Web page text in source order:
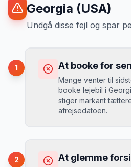
Georgia (USA)
Undgå disse fejl og spar
1 At booke for
Mange venter til
booke lejebil i
stiger markant
afrejsedatoen.
Du betaler 30-50%
biler er udsolgt.
2 At glemme